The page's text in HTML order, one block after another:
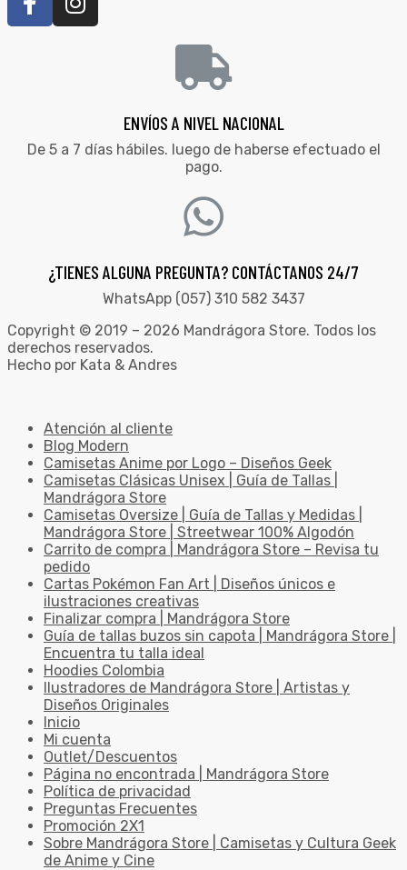
ENVÍOS A NIVEL NACIONAL
De 5 a 7 días hábiles. luego de haberse efectuado el
pago.
¿TIENES ALGUNA PREGUNTA? CONTÁCTANOS 24/7
WhatsApp (057) 310 582 3437
Copyright © 2019 – 2026 Mandrágora Store. Todos los
derechos reservados.
Hecho por Kata & Andres
Atención al cliente
Blog Modern
Camisetas Anime por Logo – Diseños Geek
Camisetas Clásicas Unisex | Guía de Tallas |
Mandrágora Store
Camisetas Oversize | Guía de Tallas y Medidas |
Mandrágora Store | Streetwear 100% Algodón
Carrito de compra | Mandrágora Store – Revisa tu
pedido
Cartas Pokémon Fan Art | Diseños únicos e
ilustraciones creativas
Finalizar compra | Mandrágora Store
Guía de tallas buzos sin capota | Mandrágora Store |
Encuentra tu talla ideal
Hoodies Colombia
Ilustradores de Mandrágora Store | Artistas y
Diseños Originales
Inicio
Mi cuenta
Outlet/Descuentos
Página no encontrada | Mandrágora Store
Política de privacidad
Preguntas Frecuentes
Promoción 2X1
Sobre Mandrágora Store | Camisetas y Cultura Geek
de Anime y Cine